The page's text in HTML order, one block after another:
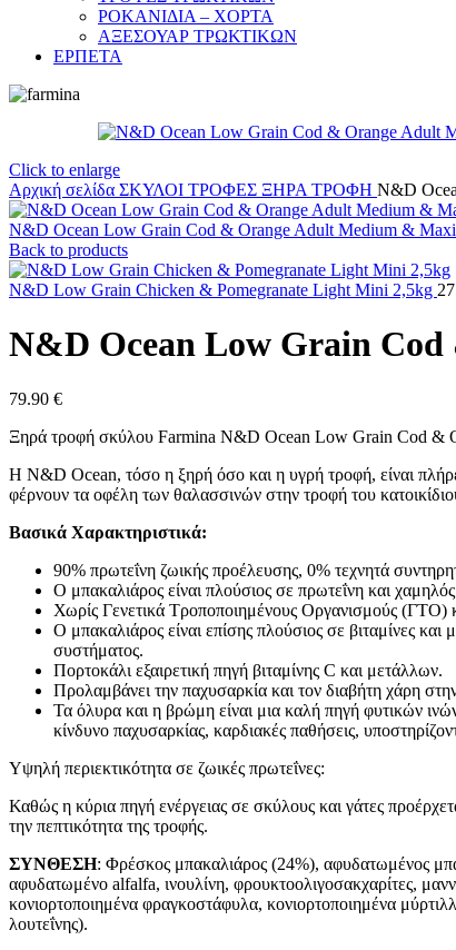
ΡΟΚΑΝΙΔΙΑ – ΧΟΡΤΑ
ΑΞΕΣΟΥΑΡ ΤΡΩΚΤΙΚΩΝ
ΕΡΠΕΤΑ
Click to enlarge
Αρχική σελίδα ΣΚΥΛΟΙ ΤΡΟΦΕΣ ΞΗΡΑ ΤΡΟΦΗ N&D
N&D Ocean Low Grain Cod & Orange Adult Medium &
Back to products
N&D Low Grain Chicken & Pomegranate Light Mini 2,5kg
N&D Ocean Low Grain
79.90 €
Ξηρά τροφή σκύλου Farmina N&D Ocean Low Grain Cod &
Η N&D Ocean, τόσο η ξηρή όσο και η υγρή τροφή, είναι
φέρνουν τα οφέλη των θαλασσινών στην τροφή του
Βασικά Χαρακτηριστικά:
90% πρωτεΐνη ζωικής προέλευσης, 0% τεχνητά
Ο μπακαλιάρος είναι πλούσιος σε πρωτεΐνη και
Χωρίς Γενετικά Τροποποιημένους Οργανισμούς (ΓΤΟ)
Ο μπακαλιάρος είναι επίσης πλούσιος σε βιταμίνες
συστήματος.
Πορτοκάλι εξαιρετική πηγή βιταμίνης C και μετάλλων.
Προλαμβάνει την παχυσαρκία και τον διαβήτη χάρη
Τα όλυρα και η βρώμη είναι μια καλή πηγή φυτικών
κίνδυνο παχυσαρκίας, καρδιακές παθήσεις,
Υψηλή περιεκτικότητα σε ζωικές πρωτεΐνες:
Καθώς η κύρια πηγή ενέργειας σε σκύλους και γάτες
την πεπτικότητα της τροφής.
ΣΥΝΘΕΣΗ: Φρέσκος μπακαλιάρος (24%), αφυδατωμένος
αφυδατωμένο alfalfa, ινουλίνη, φρουκτοολιγοσακχαρίτες,
κονιορτοποιημένα φραγκοστάφυλα, κονιορτοποιημένα
λουτεΐνης).